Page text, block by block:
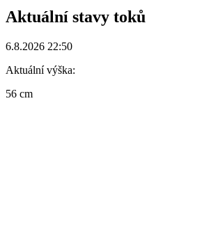
Aktuální stavy toků
6.8.2026 22:50
Aktuální výška:
56 cm